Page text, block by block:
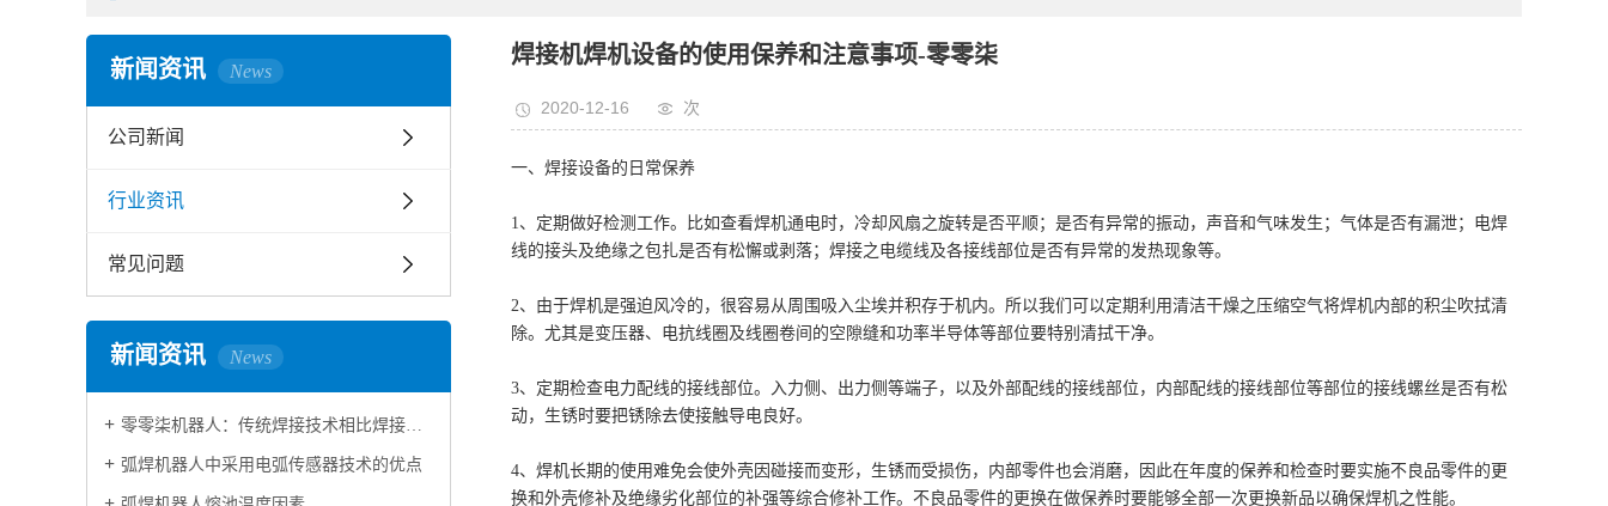
新闻资讯 News
公司新闻
行业资讯
常见问题
新闻资讯 News
零零柒机器人：传统焊接技术相比焊接机器人技术区别
弧焊机器人中采用电弧传感器技术的优点
焊接机焊机设备的使用保养和注意事项-零零柒
2020-12-16 次
一、焊接设备的日常保养
1、定期做好检测工作。比如查看焊机通电时，冷却风扇之旋转是否平顺；是否有异常的振动，声音和气味发生；气体是否有漏泄；电焊
线的接头及绝缘之包扎是否有松懈或剥落；焊接之电缆线及各接线部位是否有异常的发热现象等。
2、由于焊机是强迫风冷的，很容易从周围吸入尘埃并积存于机内。所以我们可以定期利用清洁干燥之压缩空气将焊机内部的积尘吹拭清
除。尤其是变压器、电抗线圈及线圈卷间的空隙缝和功率半导体等部位要特别清拭干净。
3、定期检查电力配线的接线部位。入力侧、出力侧等端子，以及外部配线的接线部位，内部配线的接线部位等部位的接线螺丝是否有松
动，生锈时要把锈除去使接触导电良好。
4、焊机长期的使用难免会使外壳因碰接而变形，生锈而受损伤，内部零件也会消磨，因此在年度的保养和检查时要实施不良品零件的更
换和外壳修补及绝缘劣化部位的补强等综合修补工作。不良品零件的更换在做保养时要能够全部一次更换新品以确保焊机之性能。